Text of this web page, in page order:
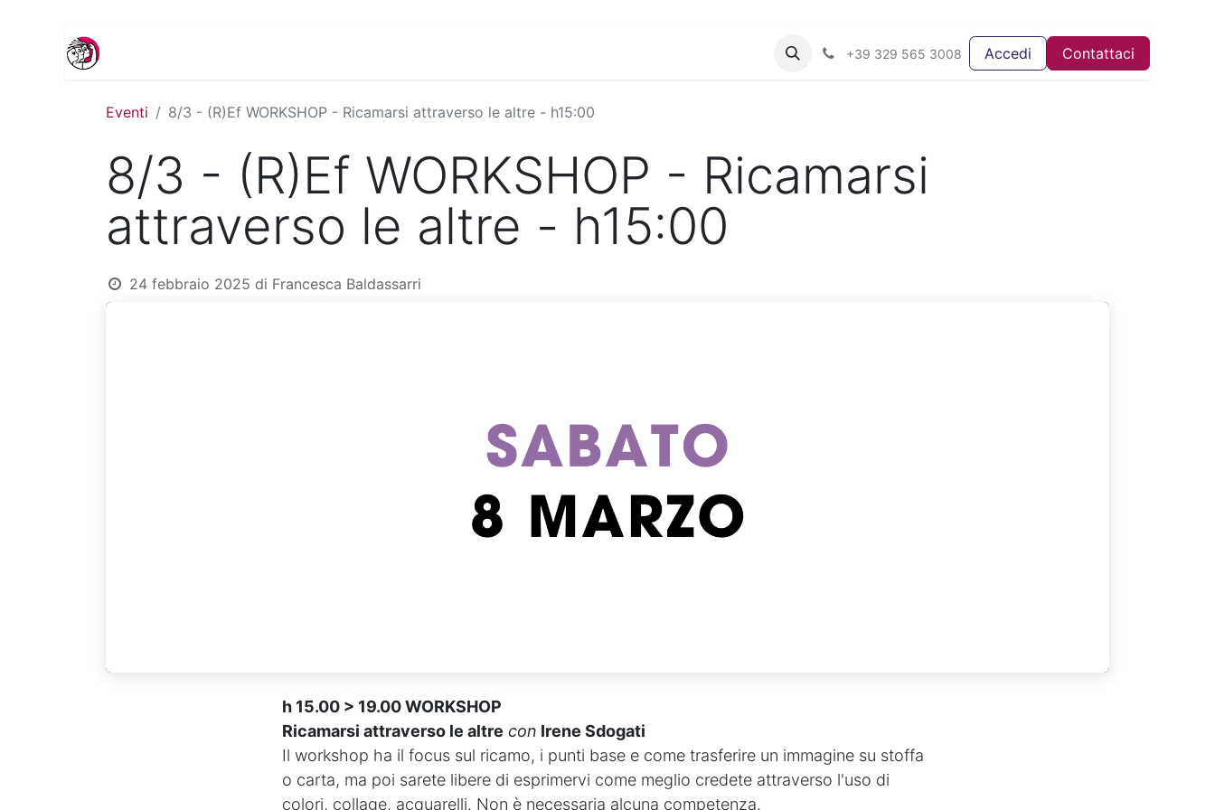
+39 329 565 3008 Accedi Contattaci
Eventi 8/3 - (R)Ef WORKSHOP - Ricamarsi attraverso le altre - h15:00
8/3 - (R)Ef WORKSHOP - Ricamarsi
attraverso le altre - h15:00
24 febbraio 2025 di Francesca Baldassarri
h 15.00 > 19.00 WORKSHOP
Ricamarsi attraverso le altre con Irene Sdogati
Il workshop ha il focus sul ricamo, i punti base e come trasferire un immagine su stoffa
o carta, ma poi sarete libere di esprimervi come meglio credete attraverso l'uso di
colori, collage, acquarelli. Non è necessaria alcuna competenza.